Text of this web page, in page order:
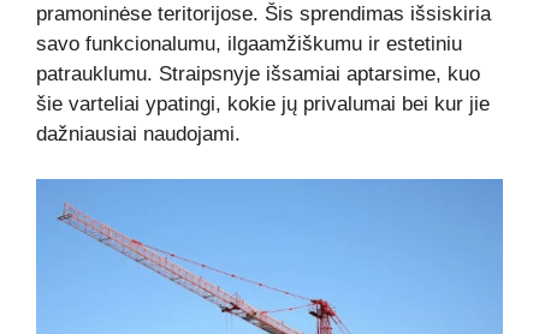
pramoninėse teritorijose. Šis sprendimas išsiskiria
savo funkcionalumu, ilgaamžiškumu ir estetiniu
patrauklumu. Straipsnyje išsamiai aptarsime, kuo
šie varteliai ypatingi, kokie jų privalumai bei kur jie
dažniausiai naudojami.